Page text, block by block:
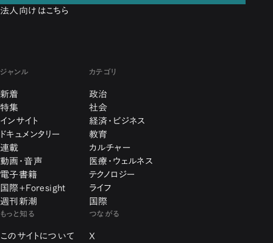
法人向けはこちら
ジャンル
新着
特集
インサイト
ドキュメンタリー
連載
動画・音声
電子書籍
国際+Foresight
週刊新潮
カテゴリ
政治
社会
経済・ビジネス
教育
カルチャー
医療・ウェルネス
テクノロジー
ライフ
国際
もっと知る
このサイトについて
つながる
X